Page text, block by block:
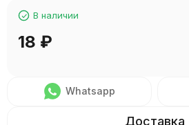
В наличии
18 ₽
Whatsapp